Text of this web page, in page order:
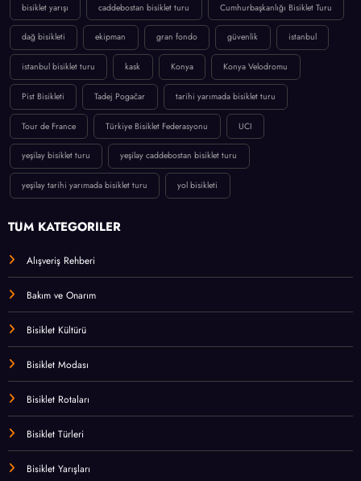
bisiklet yarışı caddebostan bisiklet turu Cumhurbaşkanlığı Bisiklet Turu
dağ bisikleti ekipman gran fondo güvenlik istanbul
istanbul bisiklet turu kask Konya Konya Velodromu
Pist Bisikleti Tadej Pogačar tarihi yarımada bisiklet turu
Tour de France Türkiye Bisiklet Federasyonu UCI
yeşilay bisiklet turu yeşilay caddebostan bisiklet turu
yeşilay tarihi yarımada bisiklet turu yol bisikleti
TÜM KATEGORİLER
Alışveriş Rehberi
Bakım ve Onarım
Bisiklet Kültürü
Bisiklet Modası
Bisiklet Rotaları
Bisiklet Türleri
Bisiklet Yarışları